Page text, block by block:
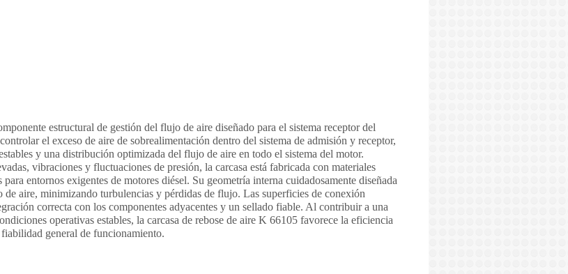
estructural de gestión del flujo de aire diseñado para el sistema receptor del
el exceso de aire de sobrealimentación dentro del sistema de admisión y receptor,
y una distribución optimizada del flujo de aire en todo el sistema del motor.
vibraciones y fluctuaciones de presión, la carcasa está fabricada con materiales
entornos exigentes de motores diésel. Su geometría interna cuidadosamente diseñada
aire, minimizando turbulencias y pérdidas de flujo. Las superficies de conexión
correcta con los componentes adyacentes y un sellado fiable. Al contribuir a una
operativas estables, la carcasa de rebose de aire K 66105 favorece la eficiencia
general de funcionamiento.